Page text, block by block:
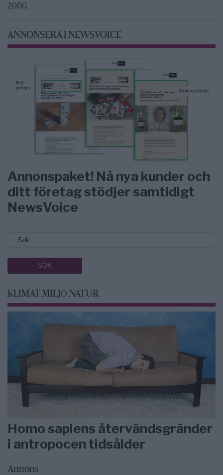
2000.
ANNONSERA I NEWSVOICE
Annonspaket! Nå nya kunder och
ditt företag stödjer samtidigt
NewsVoice
KLIMAT MILJÖ NATUR
Homo sapiens återvändsgränder
i antropocen tidsålder
Annons